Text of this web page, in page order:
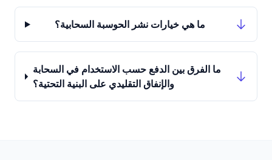
ما هي خيارات نشر الحوسبة السحابية؟
ما الفرق بين الدفع حسب الاستخدام في السحابة
والإنفاق التقليدي على البنية التحتية؟